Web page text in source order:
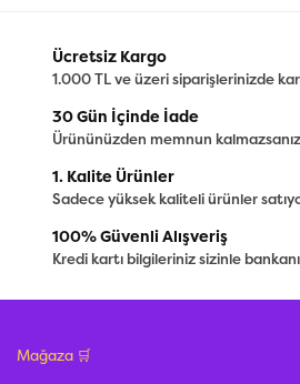
Ücretsiz Kargo
1.000 TL ve üzeri siparişlerinizde
30 Gün İçinde İade
Ürününüzden memnun
1. Kalite Ürünler
Sadece yüksek kaliteli ürünler
100% Güvenli Alışveriş
Kredi kartı bilgileriniz sizinle
Mağaza 🛒